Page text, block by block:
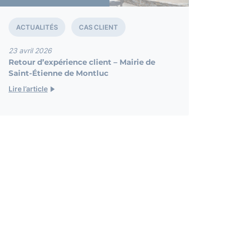
ACTUALITÉS CAS CLIENT
23 avril 2026
Retour d’expérience client – Mairie de
Saint-Étienne de Montluc
Lire l’article